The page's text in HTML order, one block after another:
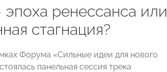
ренессанса или
стагнация?
Форума «Сильные идеи для нового
панельная сессия трека